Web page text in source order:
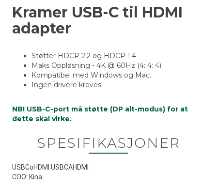
Kramer USB-C til HDMI
adapter
Støtter HDCP 2.2 og HDCP 1.4
Maks Oppløsning - 4K @ 60Hz (4: 4: 4).
Kompatibel med Windows og Mac.
Ingen drivere kreves.
NB! USB-C-port må støtte (DP alt-modus) for at
dette skal virke.
SPESIFIKASJONER
USBCoHDMI USBCAHDMI
COO: Kina